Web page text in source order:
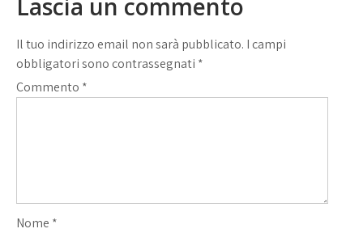
Lascia un commento
Il tuo indirizzo email non sarà pubblicato. I campi
obbligatori sono contrassegnati *
Commento *
Nome *